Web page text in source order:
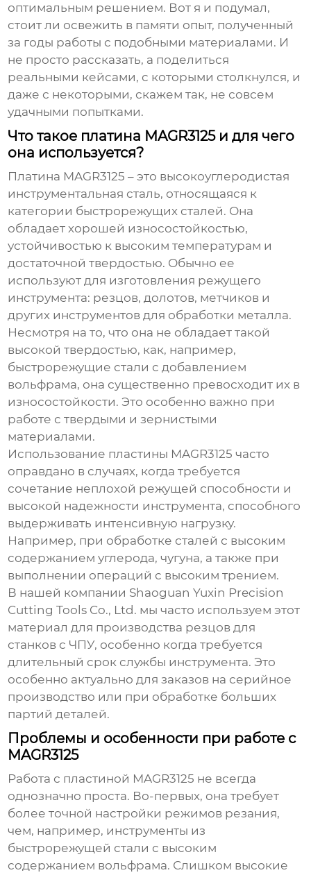
оптимальным решением. Вот я и подумал,
стоит ли освежить в памяти опыт, полученный
за годы работы с подобными материалами. И
не просто рассказать, а поделиться
реальными кейсами, с которыми столкнулся, и
даже с некоторыми, скажем так, не совсем
удачными попытками.
Что такое платина MAGR3125 и для чего
она используется?
Платина MAGR3125 – это высокоуглеродистая
инструментальная сталь, относящаяся к
категории быстрорежущих сталей. Она
обладает хорошей износостойкостью,
устойчивостью к высоким температурам и
достаточной твердостью. Обычно ее
используют для изготовления режущего
инструмента: резцов, долотов, метчиков и
других инструментов для обработки металла.
Несмотря на то, что она не обладает такой
высокой твердостью, как, например,
быстрорежущие стали с добавлением
вольфрама, она существенно превосходит их в
износостойкости. Это особенно важно при
работе с твердыми и зернистыми
материалами.
Использование пластины MAGR3125 часто
оправдано в случаях, когда требуется
сочетание неплохой режущей способности и
высокой надежности инструмента, способного
выдерживать интенсивную нагрузку.
Например, при обработке сталей с высоким
содержанием углерода, чугуна, а также при
выполнении операций с высоким трением.
В нашей компании Shaoguan Yuxin Precision
Cutting Tools Co., Ltd. мы часто используем этот
материал для производства резцов для
станков с ЧПУ, особенно когда требуется
длительный срок службы инструмента. Это
особенно актуально для заказов на серийное
производство или при обработке больших
партий деталей.
Проблемы и особенности при работе с
MAGR3125
Работа с пластиной MAGR3125 не всегда
однозначно проста. Во-первых, она требует
более точной настройки режимов резания,
чем, например, инструменты из
быстрорежущей стали с высоким
содержанием вольфрама. Слишком высокие